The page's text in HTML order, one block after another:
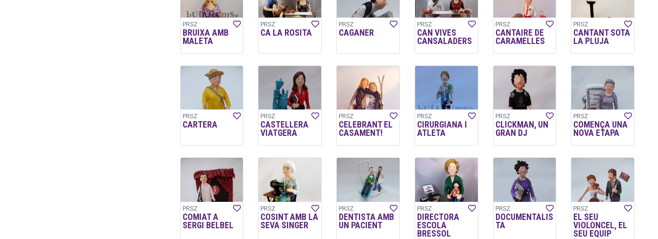
PRSZ
BRUIXA AMB
MALETA
PRSZ
CA LA ROSITA
PRSZ
CAGANER
PRSZ
CAN VIVES
CANSALADERS
PRSZ
CANTAIRE DE
CARAMELLES
PRSZ
CANTANT SOTA
LA PLUJA
PRSZ
CARTERA
PRSZ
CASTELLERA
VIATGERA
PRSZ
CELEBRANT EL
CASAMENT!
PRSZ
CIRURGIANA I
ATLETA
PRSZ
CLICKMAN, UN
GRAN DJ
PRSZ
COMENÇA UNA
NOVA ETAPA
PRSZ
COMIAT A
SERGI BELBEL
PRSZ
COSINT AMB LA
SEVA SINGER
PRSZ
DENTISTA AMB
UN PACIENT
PRSZ
DIRECTORA
ESCOLA
BRESSOL
PRSZ
DOCUMENTALIS
TA
PRSZ
EL SEU
VIOLONCEL, EL
SEU EQUIP